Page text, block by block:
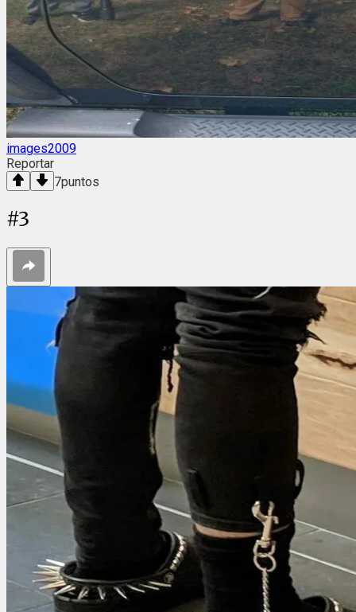
images2009
Reportar
7puntos
#3